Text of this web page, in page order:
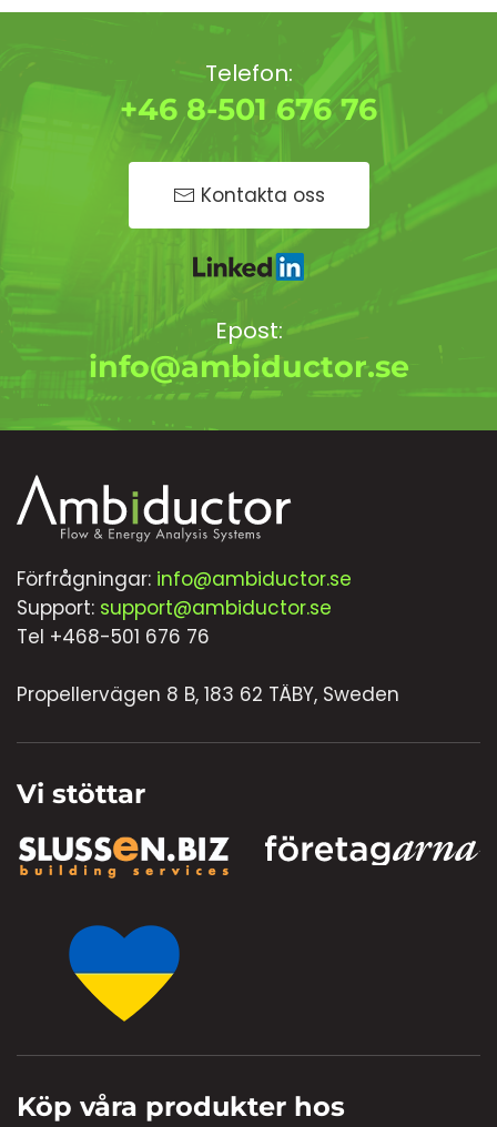
Telefon:
+46 8-501 676 76
Kontakta oss
Epost:
info@ambiductor.se
Förfrågningar: info@ambiductor.se
Support: support@ambiductor.se
Tel +468-501 676 76
Propellervägen 8 B, 183 62 TÄBY, Sweden
Vi stöttar
Köp våra produkter hos